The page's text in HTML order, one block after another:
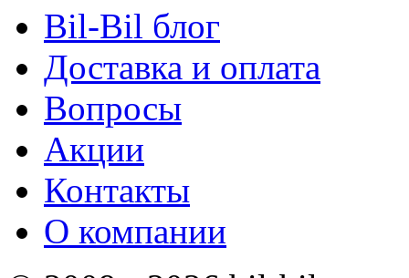
Bil-Bil блог
Доставка и оплата
Вопросы
Акции
Контакты
О компании